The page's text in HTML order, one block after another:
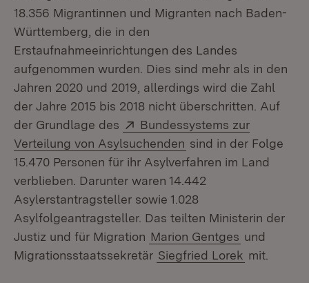
18.356 Migrantinnen und Migranten nach Baden-
Württemberg, die in den
Erstaufnahmeeinrichtungen des Landes
aufgenommen wurden. Dies sind mehr als in den
Jahren 2020 und 2019, allerdings wird die Zahl
der Jahre 2015 bis 2018 nicht überschritten. Auf
der Grundlage des
Extern:
Bundessystems zur
Verteilung von Asylsuchenden (Öffnet in neuem
sind in der Folge
15.470 Personen für ihr Asylverfahren im Land
verblieben. Darunter waren 14.442
Asylerstantragsteller sowie 1.028
Asylfolgeantragsteller. Das teilten Ministerin der
Justiz und für Migration Marion Gentges und
Migrationsstaatssekretär Siegfried Lorek mit.